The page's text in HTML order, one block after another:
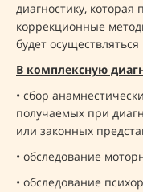
диагностику,
коррекционные
будет
В комплексную
• сбор
получаемых при
или законных
• обследование
• обследование